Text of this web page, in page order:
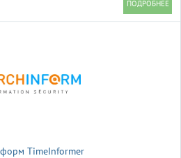
TimeInformer